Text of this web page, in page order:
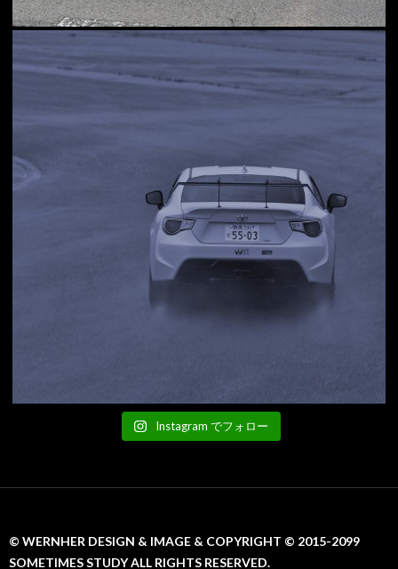
Instagram でフォロー
© WERNHER DESIGN & IMAGE & COPYRIGHT © 2015-2099
SOMETIMES STUDY ALL RIGHTS RESERVED.